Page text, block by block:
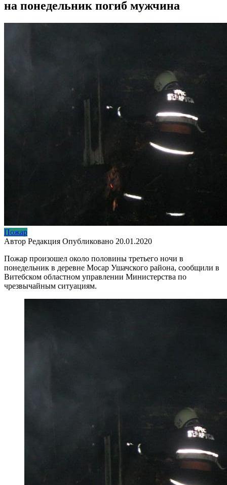
на понедельник погиб мужчина
Пожар
Автор Редакция Опубликовано 20.01.2020
Пожар произошел около половины третьего ночи в
понедельник в деревне Мосар Ушачского района, сообщили в
Витебском областном управлении Министерства по
чрезвычайным ситуациям.